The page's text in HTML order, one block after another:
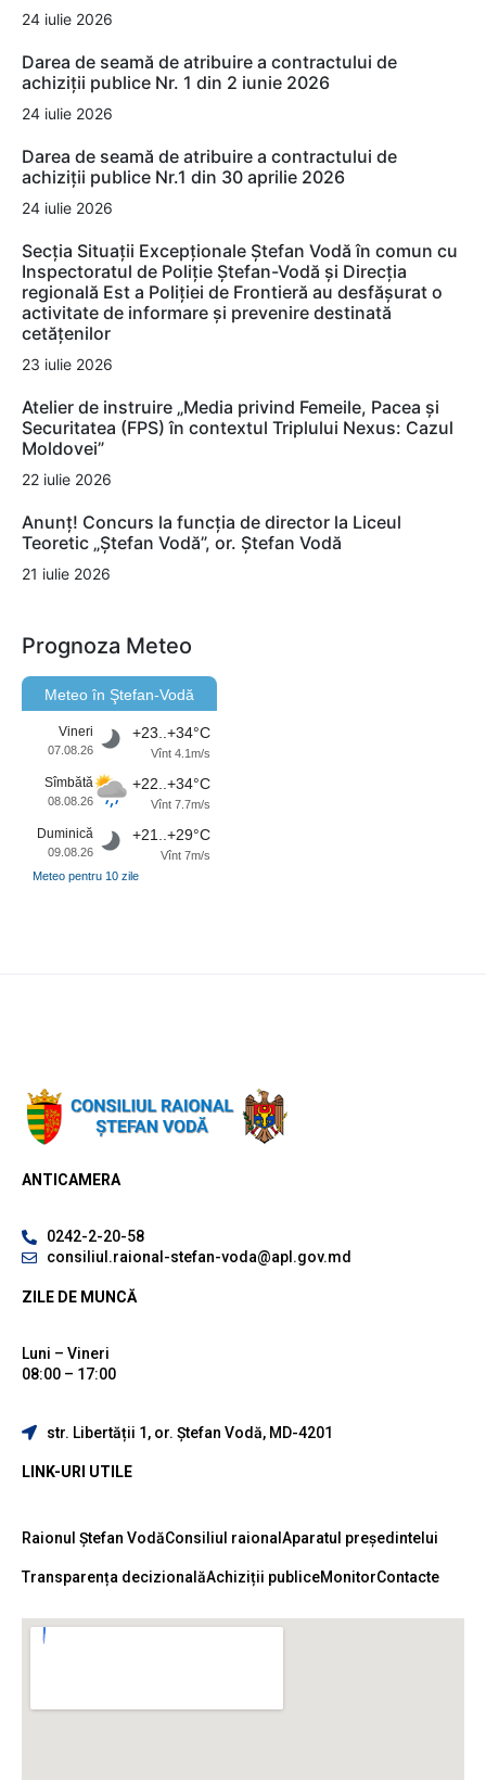
24 iulie 2026
Darea de seamă de atribuire a contractului de
achiziții publice Nr. 1 din 2 iunie 2026
24 iulie 2026
Darea de seamă de atribuire a contractului de
achiziții publice Nr.1 din 30 aprilie 2026
24 iulie 2026
Secția Situații Excepționale Ștefan Vodă în comun cu
Inspectoratul de Poliție Ștefan-Vodă și Direcția
regională Est a Poliției de Frontieră au desfășurat o
activitate de informare și prevenire destinată
cetățenilor
23 iulie 2026
Atelier de instruire „Media privind Femeile, Pacea și
Securitatea (FPS) în contextul Triplului Nexus: Cazul
Moldovei”
22 iulie 2026
Anunț! Concurs la funcția de director la Liceul
Teoretic „Ștefan Vodă”, or. Ștefan Vodă
21 iulie 2026
Prognoza Meteo
Meteo în Ştefan-Vodă
Vineri
07.08.26
+23..+34°C
Vînt 4.1m/s
Sîmbătă
08.08.26
+22..+34°C
Vînt 7.7m/s
Duminică
09.08.26
+21..+29°C
Vînt 7m/s
Meteo pentru 10 zile
ANTICAMERA
0242-2-20-58
consiliul.raional-stefan-voda@apl.gov.md
ZILE DE MUNCĂ
Luni – Vineri
08:00 – 17:00
str. Libertății 1, or. Ștefan Vodă, MD-4201
LINK-URI UTILE
Raionul Ștefan VodăConsiliul raional Aparatul președintelui
Transparența decizionalăAchiziții publiceMonitorContacte